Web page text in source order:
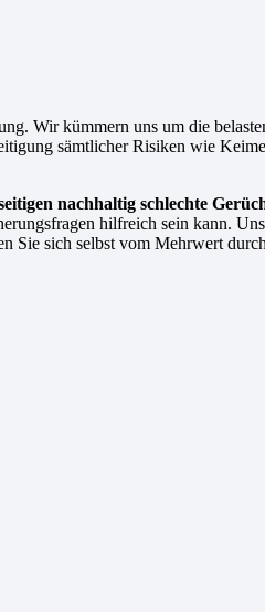
Wir kümmern uns um die
sämtlicher Risiken wie
nachhaltig schlechte
hilfreich sein kann.
Sie sich selbst vom Mehrwert durch